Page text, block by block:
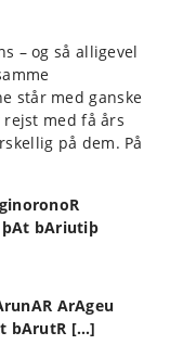
– og så alligevel
står med ganske
med få års
på dem. På
þAt bAriutiþ
ArAgeu
bArutR […]